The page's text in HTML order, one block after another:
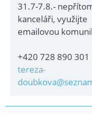
31.7-7.8.-
kanceláři, využijte
emailovou
+420 728 890 301
tereza-